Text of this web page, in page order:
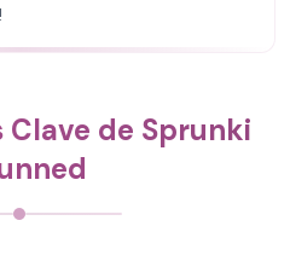
de Sprunki